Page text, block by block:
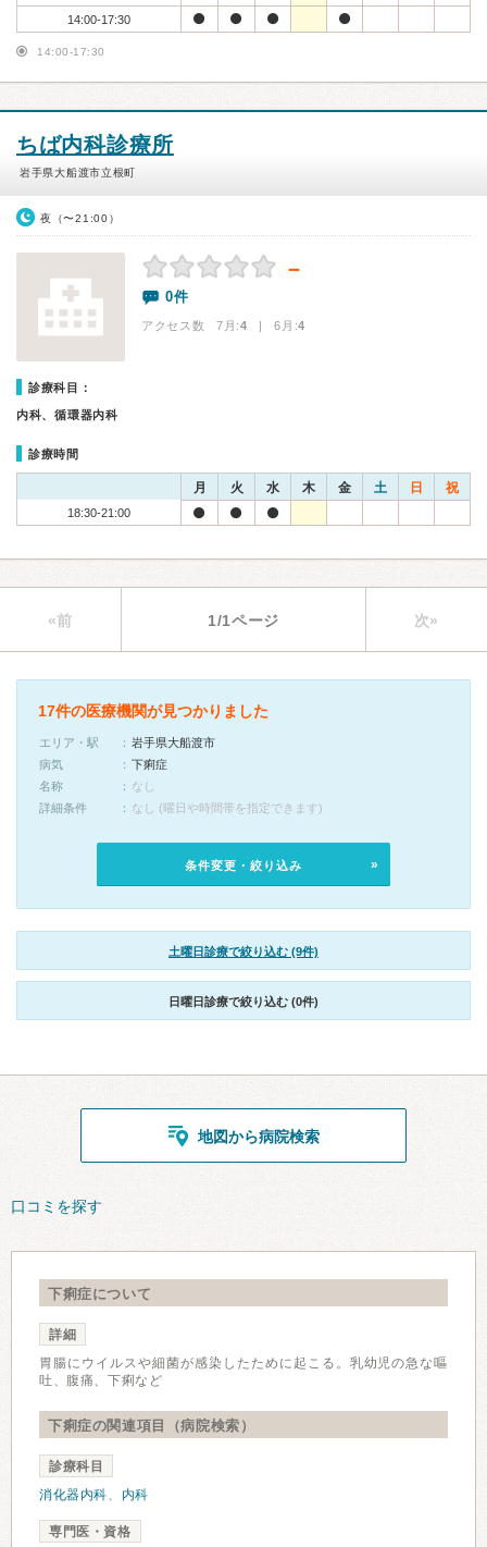
14:00-17:30
14:00-17:30
ちば内科診療所
岩手県大船渡市立根町
夜（〜21:00）
－
0件
アクセス数 7月:4 | 6月:4
診療科目：
内科、循環器内科
診療時間
月 火 水 木 金 土 日 祝
18:30-21:00
«前 1/1ページ 次»
17件の医療機関が見つかりました
エリア・駅
岩手県大船渡市
病気
下痢症
名称
なし
詳細条件
なし (曜日や時間帯を指定できます)
条件変更・絞り込み
土曜日診療で絞り込む (9件)
日曜日診療で絞り込む (0件)
地図から病院検索
口コミを探す
下痢症について
詳細
胃腸にウイルスや細菌が感染したために起こる。乳幼児の急な嘔
吐、腹痛、下痢など
下痢症の関連項目（病院検索）
診療科目
消化器内科、 内科
専門医・資格